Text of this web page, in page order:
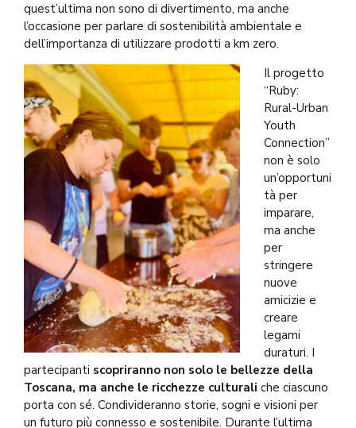
quest’ultima non sono di divertimento, ma anche
l’occasione per parlare di sostenibilità ambientale e
dell’importanza di utilizzare prodotti a km zero.
Il progetto
“Ruby:
Rural-Urban
Youth
Connection”
non è solo
un’opportuni
tà per
imparare,
ma anche
per
stringere
nuove
amicizie e
creare
legami
duraturi. I
partecipanti scopriranno non solo le bellezze della
Toscana, ma anche le ricchezze culturali che ciascuno
porta con sé. Condivideranno storie, sogni e visioni per
un futuro più connesso e sostenibile. Durante l’ultima